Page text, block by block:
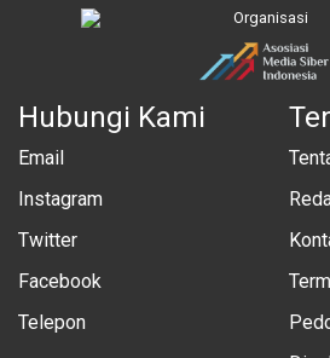
Organisasi
Hubungi Kami
Email
Instagram
Twitter
Facebook
Telepon